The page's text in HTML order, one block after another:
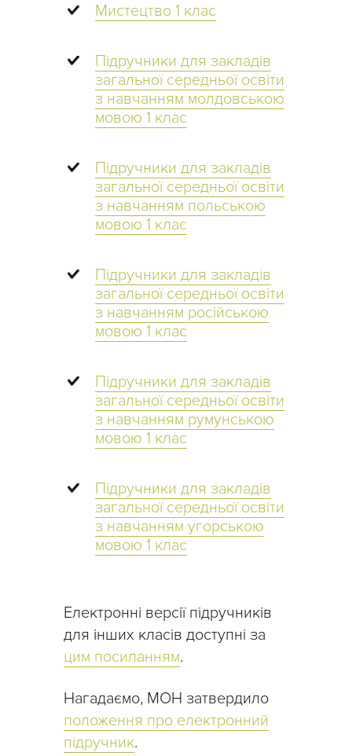
Мистецтво 1 клас
Підручники для закладів
загальної середньої освіти
з навчанням молдовською
мовою 1 клас
Підручники для закладів
загальної середньої освіти
з навчанням польською
мовою 1 клас
Підручники для закладів
загальної середньої освіти
з навчанням російською
мовою 1 клас
Підручники для закладів
загальної середньої освіти
з навчанням румунською
мовою 1 клас
Підручники для закладів
загальної середньої освіти
з навчанням угорською
мовою 1 клас
Електронні версії підручників
для інших класів доступні за
цим посиланням.
Нагадаємо, МОН затвердило
положення про електронний
підручник.